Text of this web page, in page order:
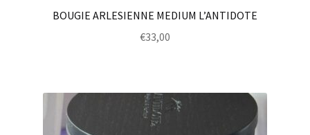
BOUGIE ARLESIENNE MEDIUM L’ANTIDOTE
€33,00